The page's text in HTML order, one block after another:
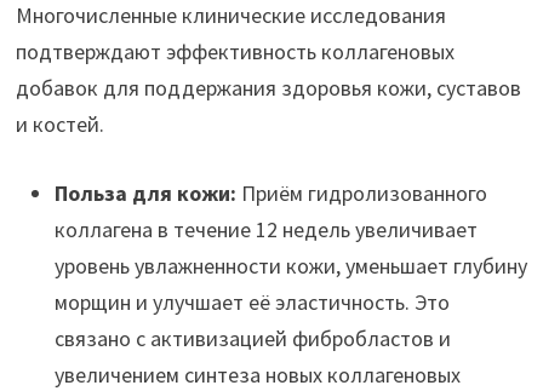
Многочисленные клинические исследования
подтверждают эффективность коллагеновых
добавок для поддержания здоровья кожи, суставов
и костей.
Польза для кожи: Приём гидролизованного
коллагена в течение 12 недель увеличивает
уровень увлажненности кожи, уменьшает глубину
морщин и улучшает её эластичность. Это
связано с активизацией фибробластов и
увеличением синтеза новых коллагеновых